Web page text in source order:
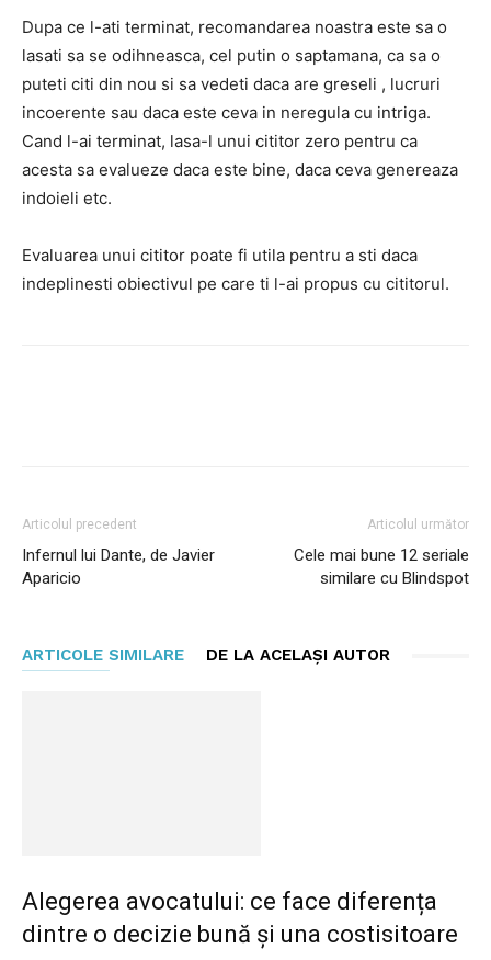
Dupa ce l-ati terminat, recomandarea noastra este sa o
lasati sa se odihneasca, cel putin o saptamana, ca sa o
puteti citi din nou si sa vedeti daca are greseli , lucruri
incoerente sau daca este ceva in neregula cu intriga.
Cand l-ai terminat, lasa-l unui cititor zero pentru ca
acesta sa evalueze daca este bine, daca ceva genereaza
indoieli etc.
Evaluarea unui cititor poate fi utila pentru a sti daca
indeplinesti obiectivul pe care ti l-ai propus cu cititorul.
Articolul precedent
Infernul lui Dante, de Javier
Aparicio
Articolul următor
Cele mai bune 12 seriale
similare cu Blindspot
ARTICOLE SIMILARE DE LA ACELAȘI AUTOR
Alegerea avocatului: ce face diferența
dintre o decizie bună și una costisitoare